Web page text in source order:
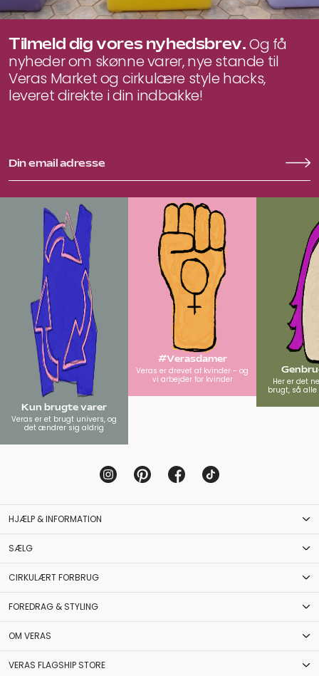
Tilmeld dig vores nyhedsbrev.Og få
nyheder om skønne varer, nye stande til
Veras Market og cirkulære style hacks,
leveret direkte i din indbakke!
Kun brugte varer
Veras er et brugt univers, og
det ændrer sig aldrig
#Verasdamer
Veras er drevet af kvinder - og
vi arbejder for kvinder
Her er det
brugt, så
HJÆLP & INFORMATION
SÆLG
CIRKULÆRT FORBRUG
FOREDRAG & STYLING
OM VERAS
VERAS FLAGSHIP STORE